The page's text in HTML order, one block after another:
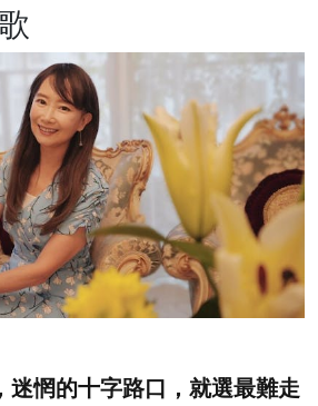
迷惘的十字路口，就選最難走